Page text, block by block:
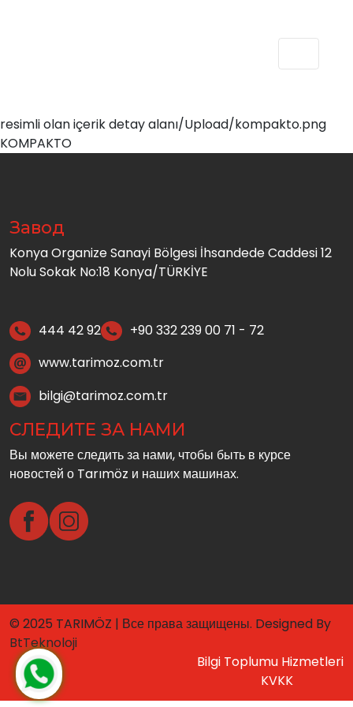
resimli olan içerik detay alanı/Upload/kompakto.png
KOMPAKTO
Завод
Konya Organize Sanayi Bölgesi İhsandede Caddesi 12
Nolu Sokak No:18 Konya/TÜRKİYE
444 42 92
+90 332 239 00 71 - 72
www.tarimoz.com.tr
bilgi@tarimoz.com.tr
СЛЕДИТЕ ЗА НАМИ
Вы можете следить за нами, чтобы быть в курсе
новостей о Tarımöz и наших машинах.
© 2025 TARIMÖZ | Все права защищены. Designed By
BtTeknoloji
Bilgi Toplumu Hizmetleri
KVKK